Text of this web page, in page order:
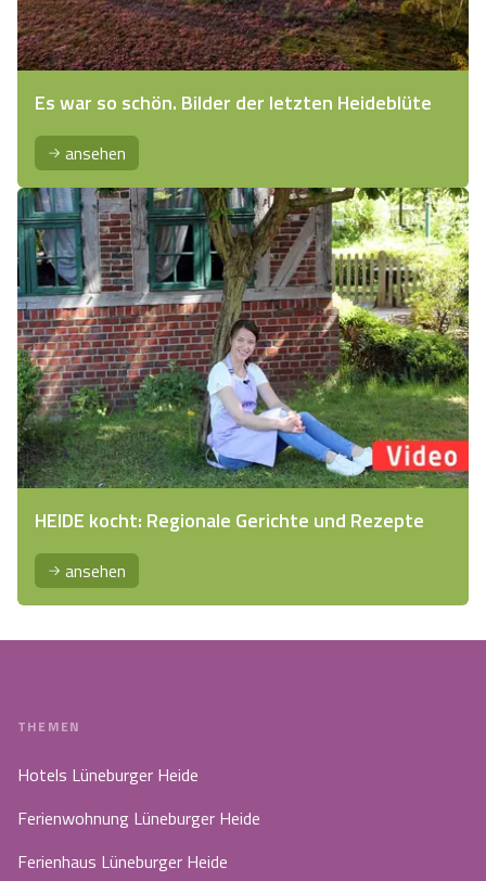
Es war so schön. Bilder der letzten Heideblüte
ansehen
HEIDE kocht: Regionale Gerichte und Rezepte
ansehen
THEMEN
Hotels Lüneburger Heide
Ferienwohnung Lüneburger Heide
Ferienhaus Lüneburger Heide